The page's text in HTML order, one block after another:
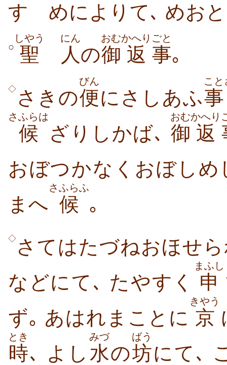
すゝめによりて､ めお
○ 聖
しやう
人
にん
の御
おむ
返
かへり
事
ごと
｡
◇ さきの便
びん
にさしあふ事
こと
候
さふらは
ざりしかば､ 御
おむ
返
かへり
おぼつかなくおぼしめ
まへ 候
さふらふ
｡
◇ さてはたづねおほせ
などにて､ たやすく
申
まふし
ず｡ あはれまことに 京
きやう
時
とき
､ よし 水
みづ
の坊
ばう
にて､